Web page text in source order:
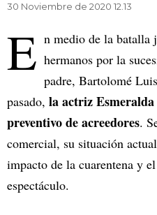
30 Noviembre de 2020 12.13
E n medio de la batalla
hermanos por la
padre, Bartolomé
pasado, la actriz
preventivo de acreedores.
comercial, su situación
impacto de la cuarentena y
espectáculo.